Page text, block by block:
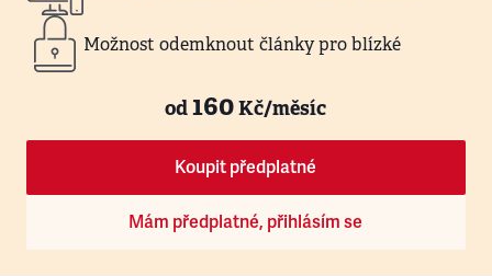
Možnost odemknout články pro blízké
od160Kč/měsíc
Koupit předplatné
Mám předplatné, přihlásím se